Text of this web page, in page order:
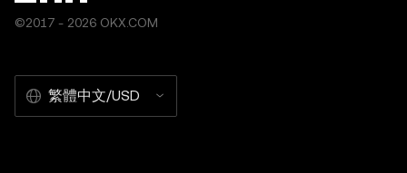
©2017 - 2026 OKX.COM
繁體中文/USD